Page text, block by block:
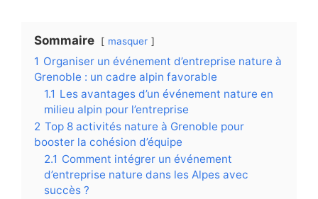
Sommaire masquer
1 Organiser un événement d’entreprise nature à
Grenoble : un cadre alpin favorable
1.1 Les avantages d’un événement nature en
milieu alpin pour l’entreprise
2 Top 8 activités nature à Grenoble pour
booster la cohésion d’équipe
2.1 Comment intégrer un événement
d’entreprise nature dans les Alpes avec
succès ?